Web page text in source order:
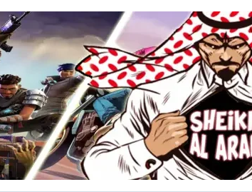
الأصلي
هو:
99,0 $.
الحالي
هو:
65,0 $.
3500
في
بكس
فورتنايت
طور
الزومبي
القديم+
+
اكسس
مع